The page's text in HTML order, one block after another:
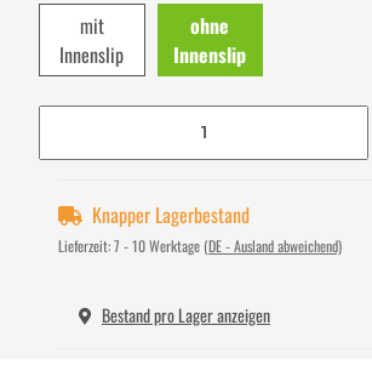
mit
Innenslip
ohne
Innenslip
Knapper Lagerbestand
Lieferzeit:7 - 10 Werktage (DE - Ausland abweichend)
Bestand pro Lager anzeigen